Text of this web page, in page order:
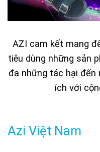
AZI cam kết mang
tiêu dùng những sản
đa những tác hại đến
ích với
Azi Việt Nam